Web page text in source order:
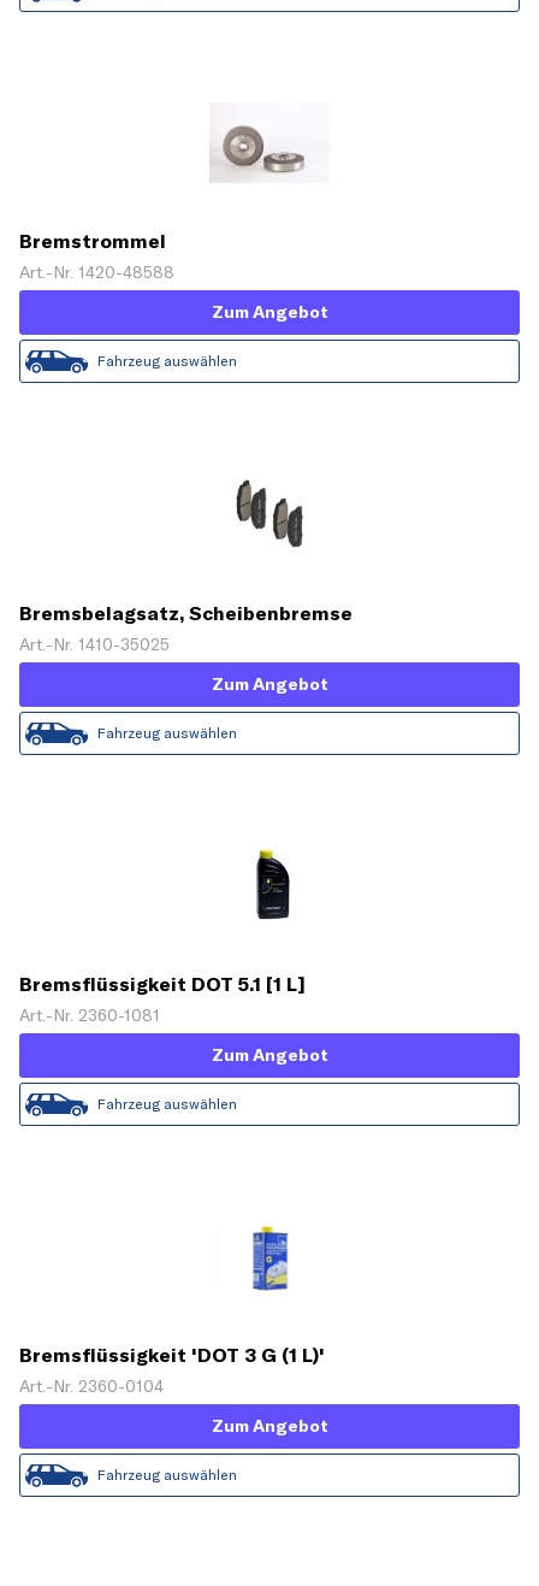
Bremstrommel
Art.-Nr. 1420-48588
Zum Angebot
Fahrzeug auswählen
Bremsbelagsatz, Scheibenbremse
Art.-Nr. 1410-35025
Zum Angebot
Fahrzeug auswählen
Bremsflüssigkeit DOT 5.1 [1 L]
Art.-Nr. 2360-1081
Zum Angebot
Fahrzeug auswählen
Bremsflüssigkeit 'DOT 3 G (1 L)'
Art.-Nr. 2360-0104
Zum Angebot
Fahrzeug auswählen